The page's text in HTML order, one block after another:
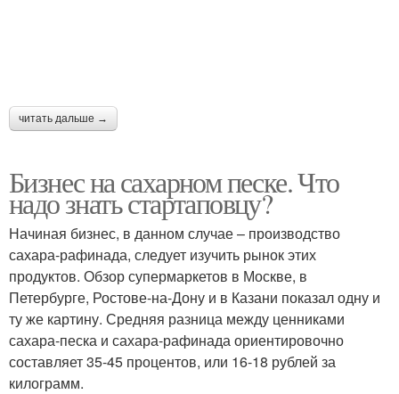
читать дальше →
Бизнес на сахарном песке. Что
надо знать стартаповцу?
Начиная бизнес, в данном случае – производство
сахара-рафинада, следует изучить рынок этих
продуктов. Обзор супермаркетов в Москве, в
Петербурге, Ростове-на-Дону и в Казани показал одну и
ту же картину. Средняя разница между ценниками
сахара-песка и сахара-рафинада ориентировочно
составляет 35-45 процентов, или 16-18 рублей за
килограмм.